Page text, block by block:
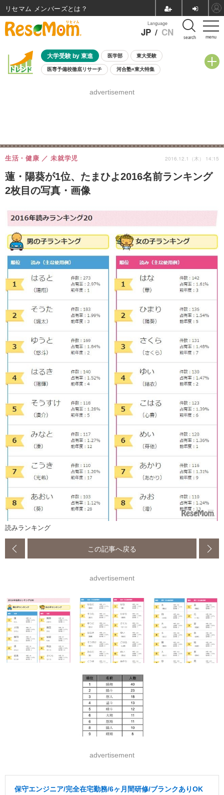
menu
Language
JP / CN search
大学受験 by 東進 医学部 東大受験
医専予備校徹底リサーチ 河合塾×東大特集
8月開催学校説明会・相談会
advertisement
蓮・陽葵が1位、たまひよ2016名前ランキング
2枚目の写真・画像
生活・健康 未就学児 2016.12.1（木） 14:15
読みランキング
この記事へ戻る
advertisement
advertisement
保守エンジニア/完全在宅勤務/6ヶ月間研修/ブランクありOK
リセマム メンバーズ